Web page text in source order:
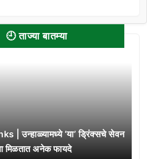
🕘 ताज्या बातम्या
| उन्हाळ्यामध्ये ‘या’ ड्रिंक्सचे सेवन
मिळतात अनेक फायदे